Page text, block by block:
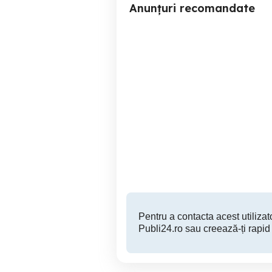
Anunțuri recomandate
Pentru a contacta acest
Publi24.ro sau creează-ți